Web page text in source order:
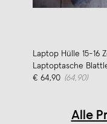
Laptop Hülle 15-16
Laptoptasche
MacBook,
€ 64,90 (64,90)
Alle